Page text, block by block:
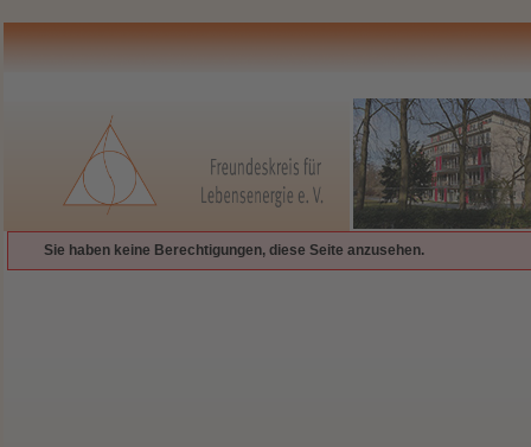
Sie haben keine Berechtigungen, diese Seite anzusehen.